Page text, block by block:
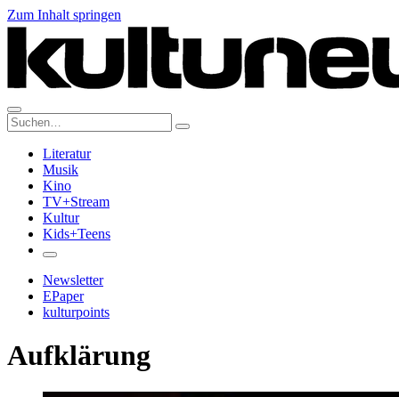
Zum Inhalt springen
Suche:
Literatur
Musik
Kino
TV+Stream
Kultur
Kids+Teens
Newsletter
EPaper
kulturpoints
Aufklärung